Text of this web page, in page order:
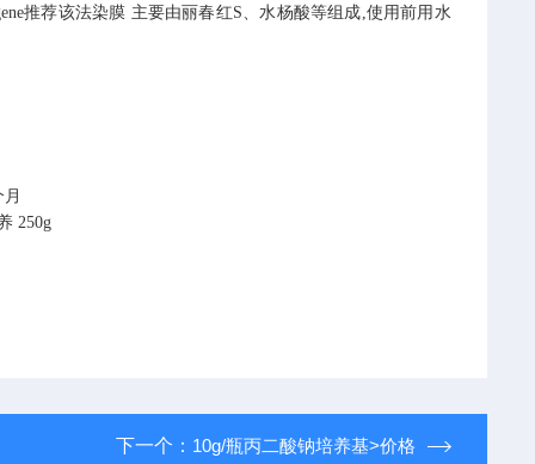
推荐该法染膜 主要由丽春红S、水杨酸等组成,使用前用水
250g
下一个： 10g/瓶丙二酸钠培养基>价格